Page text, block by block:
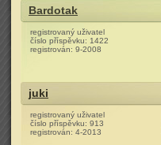
Bardotak
registrovaný uživatel
číslo příspěvku: 1422
registrován: 9-2008
juki
registrovaný uživatel
číslo příspěvku: 913
registrován: 4-2013